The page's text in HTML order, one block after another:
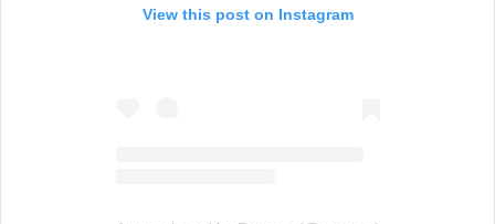
View this post on Instagram